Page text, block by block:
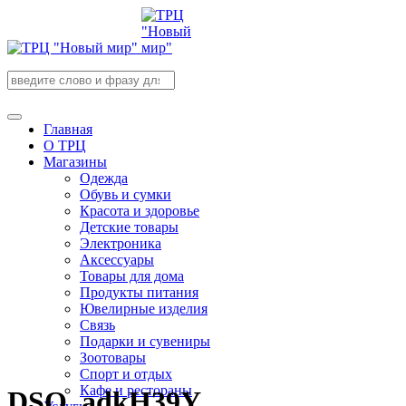
Главная
О ТРЦ
Магазины
Одежда
Обувь и сумки
Красота и здоровье
Детские товары
Электроника
Аксессуары
Товары для дома
Продукты питания
Ювелирные изделия
Связь
Подарки и сувениры
Зоотовары
Спорт и отдых
Кафе и рестораны